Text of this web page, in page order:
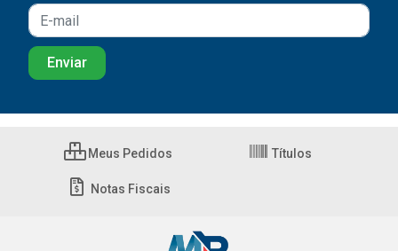
Meus Pedidos Títulos
Notas Fiscais